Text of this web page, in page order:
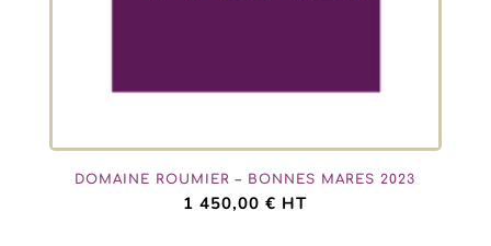
DOMAINE ROUMIER – BONNES MARES 2023
1 450,00€ HT